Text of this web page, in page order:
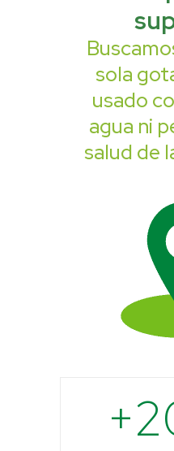
sola
usado
agua ni
salud de